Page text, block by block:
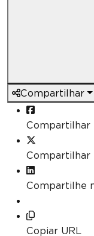
Compartilhar
Compartilhar
Compartilhe
Copiar URL